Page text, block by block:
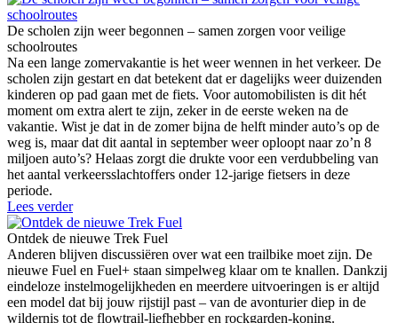
De scholen zijn weer begonnen – samen zorgen voor veilige
schoolroutes
Na een lange zomervakantie is het weer wennen in het verkeer. De
scholen zijn gestart en dat betekent dat er dagelijks weer duizenden
kinderen op pad gaan met de fiets. Voor automobilisten is dit hét
moment om extra alert te zijn, zeker in de eerste weken na de
vakantie. Wist je dat in de zomer bijna de helft minder auto’s op de
weg is, maar dat dit aantal in september weer oploopt naar zo’n 8
miljoen auto’s? Helaas zorgt die drukte voor een verdubbeling van
het aantal verkeersslachtoffers onder 12-jarige fietsers in deze
periode.
Lees verder
Ontdek de nieuwe Trek Fuel
Anderen blijven discussiëren over wat een trailbike moet zijn. De
nieuwe Fuel en Fuel+ staan simpelweg klaar om te knallen. Dankzij
eindeloze instelmogelijkheden en meerdere uitvoeringen is er altijd
een model dat bij jouw rijstijl past – van de avonturier diep in de
wildernis tot de flowtrail-liefhebber en rockgarden-koning.